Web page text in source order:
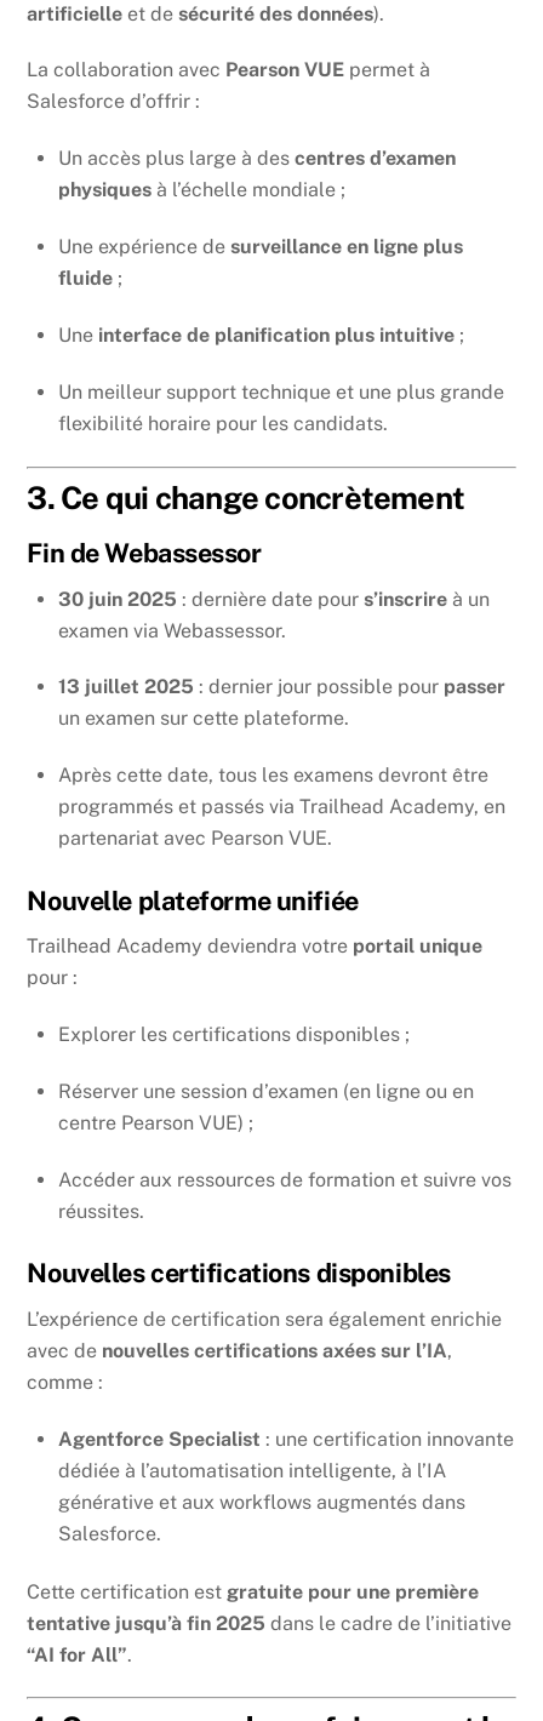
artificielle et desécurité des données).
La collaboration avec Pearson VUE permet à
Salesforce d’offrir :
Un accès plus large à des centres d’examen
physiques à l’échelle mondiale ;
Une expérience de surveillance en ligne plus
fluide ;
Une interface de planification plus intuitive ;
Un meilleur support technique et une plus grande
flexibilité horaire pour les candidats.
3. Ce qui change concrètement
Fin de Webassessor
30 juin 2025 : dernière date pour s’inscrire à un
examen via Webassessor.
13 juillet 2025 : dernier jour possible pour passer
un examen sur cette plateforme.
Après cette date, tous les examens devront être
programmés et passés via Trailhead Academy, en
partenariat avec Pearson VUE.
Nouvelle plateforme unifiée
Trailhead Academy deviendra votre portail unique
pour :
Explorer les certifications disponibles ;
Réserver une session d’examen (en ligne ou en
centre Pearson VUE) ;
Accéder aux ressources de formation et suivre vos
réussites.
Nouvelles certifications disponibles
L’expérience de certification sera également enrichie
avec de nouvelles certifications axées sur l’IA,
comme :
Agentforce Specialist : une certification innovante
dédiée à l’automatisation intelligente, à l’IA
générative et aux workflows augmentés dans
Salesforce.
Cette certification est gratuite pour une première
tentative jusqu’à fin 2025 dans le cadre de l’initiative
“AI for All”.